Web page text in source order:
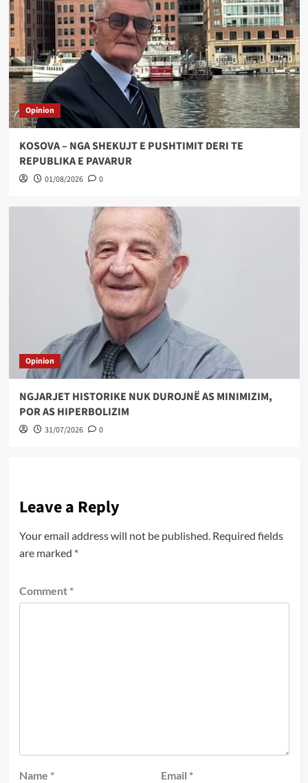
Opinion
KOSOVA – NGA SHEKUJT E PUSHTIMIT DERI TE
REPUBLIKA E PAVARUR
01/08/2026 0
Opinion
NGJARJET HISTORIKE NUK DUROJNË AS MINIMIZIM,
POR AS HIPERBOLIZIM
31/07/2026 0
Leave a Reply
Your email address will not be published. Required fields
are marked *
Comment *
Name * Email *